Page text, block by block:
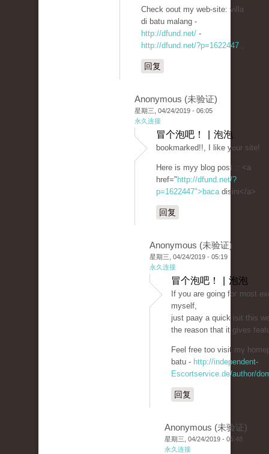
Check oout my web-site: villa
di batu malang -
http://dfund.net/ -
http://dfund.net/?p=1622447 ,
回复
Anonymous (未验证)
星期三, 04/24/2019 - 06:05
永久连接
冒个泡吧！ | 泡泡
ƅookmarked!!, I like yߋur site!
Here is myy blog post :: <a
href=" http://dfund.net/?
p=1622447">bacadisini</a>
回复
Anonymous (未验证)
星期三, 04/24/2019 - 05:19
永久连接
冒个泡吧！ | 泡泡
If you arе going foг most
myѕelf,
just paaу a quick isit this
the reason that it gives
Feel free too visit mү
batu - http://independent-
Escortservice.de/author/
回复
Anonymous (未验证)
星期三, 04/24/2019 - 05:48
永久连接